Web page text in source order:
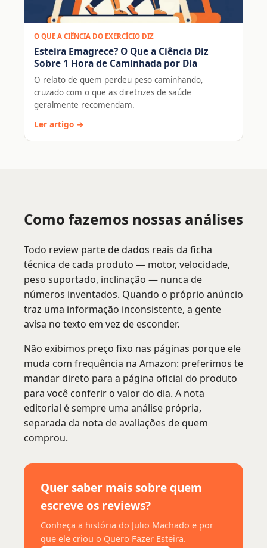
O QUE A CIÊNCIA DO EXERCÍCIO DIZ
Esteira Emagrece? O Que a Ciência Diz
Sobre 1 Hora de Caminhada por Dia
O relato de quem perdeu peso caminhando,
cruzado com o que as diretrizes de saúde
geralmente recomendam.
Ler artigo →
Como fazemos nossas análises
Todo review parte de dados reais da ficha
técnica de cada produto — motor, velocidade,
peso suportado, inclinação — nunca de
números inventados. Quando o próprio anúncio
traz uma informação inconsistente, a gente
avisa no texto em vez de esconder.
Não exibimos preço fixo nas páginas porque ele
muda com frequência na Amazon: preferimos te
mandar direto para a página oficial do produto
para você conferir o valor do dia. A nota
editorial é sempre uma análise própria,
separada da nota de avaliações de quem
comprou.
Quer saber mais sobre quem
escreve os reviews?
Conheça a história do Julio Machado e por
que ele criou o Quero Fazer Esteira.